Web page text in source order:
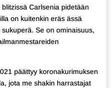
Carlsenia pidetään
on kuitenkin eräs ässä
Se on ominaisuus,
päättyy koronakurimuksen
jota me shakin harrastajat